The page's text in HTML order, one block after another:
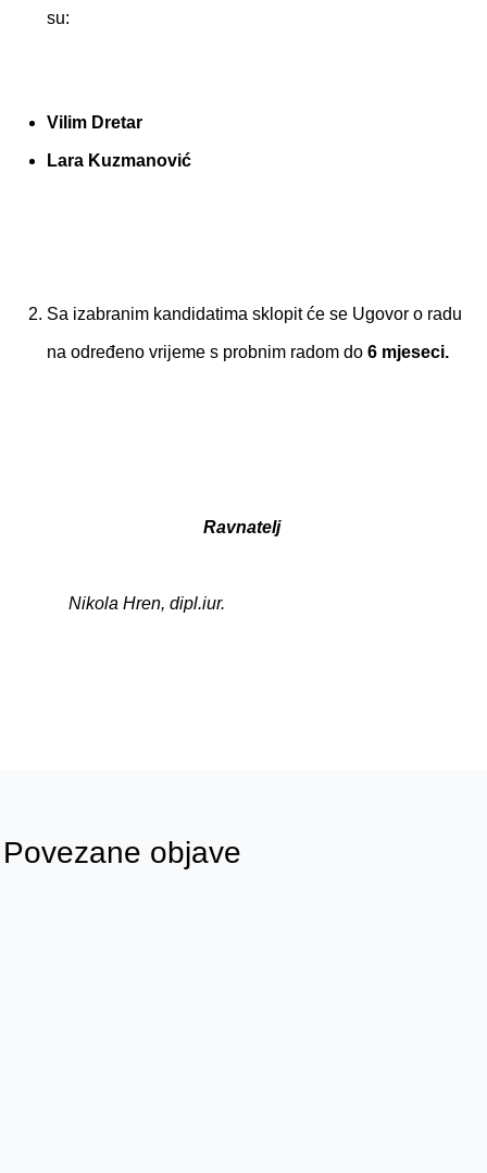
su:
Vilim Dretar
Lara Kuzmanović
Sa izabranim kandidatima sklopit će se Ugovor o radu
na određeno vrijeme s probnim radom do 6 mjeseci.
Ravnatelj
Nikola Hren, dipl.iur.
Povezane objave